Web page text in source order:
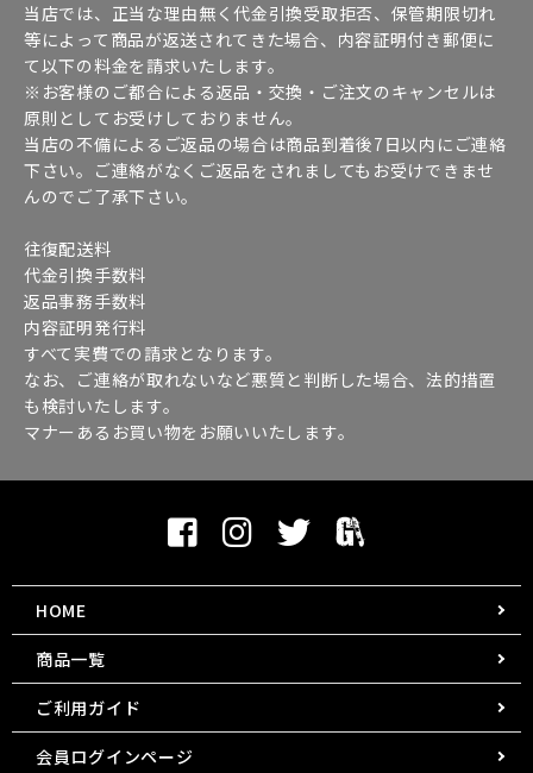
当店では、正当な理由無く代金引換受取拒否、保管期限切れ
等によって商品が返送されてきた場合、内容証明付き郵便に
て以下の料金を請求いたします。
※お客様のご都合による返品・交換・ご注文のキャンセルは
原則としてお受けしておりません。
当店の不備によるご返品の場合は商品到着後7日以内にご連絡
下さい。ご連絡がなくご返品をされましてもお受けできませ
んのでご了承下さい。
往復配送料
代金引換手数料
返品事務手数料
内容証明発行料
すべて実費での請求となります。
なお、ご連絡が取れないなど悪質と判断した場合、法的措置
も検討いたします。
マナーあるお買い物をお願いいたします。
HOME
商品一覧
ご利用ガイド
会員ログインページ